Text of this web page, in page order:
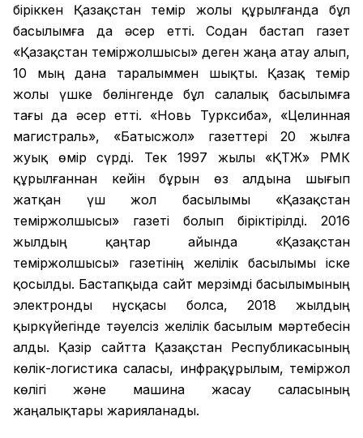
біріккен Қазақстан темір жолы құрылғанда бұл
басылымға да әсер етті. Содан бастап газет
«Қазақстан теміржолшысы» деген жаңа атау алып,
10 мың дана таралыммен шықты. Қазақ темір
жолы үшке бөлінгенде бұл салалық басылымға
тағы да әсер етті. «Новь Турксиба», «Целинная
магистраль», «Батысжол» газеттері 20 жылға
жуық өмір сүрді. Тек 1997 жылы «ҚТЖ» РМК
құрылғаннан кейін бұрын өз алдына шығып
жатқан үш жол басылымы «Қазақстан
теміржолшысы» газеті болып біріктірілді. 2016
жылдың қаңтар айында «Қазақстан
теміржолшысы» газетінің желілік басылымы іске
қосылды. Бастапқыда сайт мерзімді басылымының
электронды нұсқасы болса, 2018 жылдың
қыркүйегінде тәуелсіз желілік басылым мәртебесін
алды. Қазір сайтта Қазақстан Республикасының
көлік-логистика саласы, инфрақұрылым, теміржол
көлігі және машина жасау саласының
жаңалықтары жарияланады.